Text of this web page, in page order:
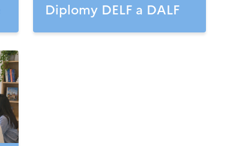
Diplomy DELF a DALF